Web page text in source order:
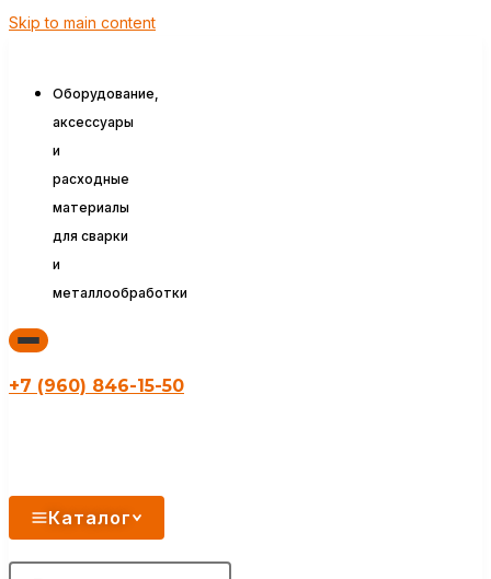
Skip to main content
Оборудование,
аксессуары
и
расходные
материалы
для сварки
и
металлообработки
+7 (960) 846-15-50
Каталог